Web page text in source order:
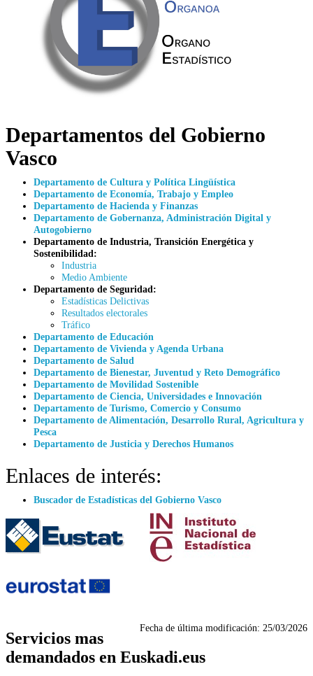
Departamentos del Gobierno
Vasco
Departamento de Cultura y Política Lingüística
Departamento de Economía, Trabajo y Empleo
Departamento de Hacienda y Finanzas
Departamento de Gobernanza, Administración Digital y
Autogobierno
Departamento de Industria, Transición Energética y
Sostenibilidad:
Industria
Medio Ambiente
Departamento de Seguridad:
Estadísticas Delictivas
Resultados electorales
Tráfico
Departamento de Educación
Departamento de Vivienda y Agenda Urbana
Departamento de Salud
Departamento de Bienestar, Juventud y Reto Demográfico
Departamento de Movilidad Sostenible
Departamento de Ciencia, Universidades e Innovación
Departamento de Turismo, Comercio y Consumo
Departamento de Alimentación, Desarrollo Rural, Agricultura y
Pesca
Departamento de Justicia y Derechos Humanos
Enlaces de interés:
Buscador de Estadísticas del Gobierno Vasco
Fecha de última modificación: 25/03/2026
Servicios mas
demandados en Euskadi.eus